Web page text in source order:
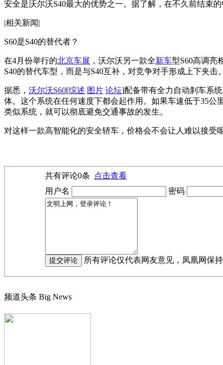
安全是沃尔沃S40最大的优势之一。据了解，在不久前结束
|相关新闻|
S60是S40的替代者？
在4月份举行的北京车展 ，沃尔沃另一款全新车型S60高调亮
S40的替代车型，而是与S40互补，对竞争对手形成上下夹击。
据悉， 沃尔沃S60[综述 图片 论坛]配备带有全力自动刹车系
体。这个系统在任何速度下都会起作用。如果车速低于35
类似系统，就可以彻底避免交通事故的发生。
对这样一款高智能化的安全轿车，价格会不会让人难以接受
共有评论0条
点击查看
用户名
密码
所有评论仅代表网友意见，凤凰网保持
频道头条 Big News